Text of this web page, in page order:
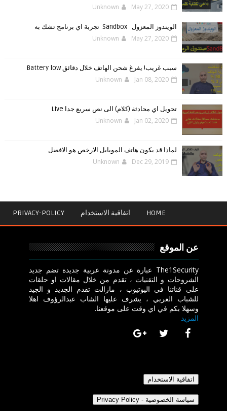
Unknown May 27, 2020
الويندوز ‏المعزول ‏Sandbox ‎ ‎ ‏ ‏تجربة ‏اي ‏برنامج ‏تشك ‏به
Unknown May 27, 2020
سبب غريب! يفرغ شحن الهاتف خلال دقائق Battery low
Unknown Jan 08, 2020
تحويل اي محادثة (كلام) الى نص سريع جدا Live
Unknown Jan 02, 2020
لماذا قد يكون هاتف الموبايل الارخص هو الافضل
Unknown Dec 29, 2019
HOME اتفاقية الاستخدام PRIVACY-POLICY
عن الموقع
The1Security عبارة عن مدونة عربية جديدة تضم جديد
الشروحات و التقنيات ، تقدم من خلال مقالات او حلقات
على قناتنا في اليوتيوب ، مازالت تقدم الجديد و الجيد
للشباب العربي ، يشرف عليها الشاب عبدالرؤوف اهلا
وسهلا بكم في اي وقت على موقعنا.
المزيد